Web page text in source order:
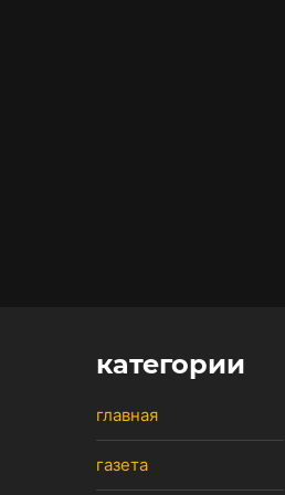
категории
главная
газета